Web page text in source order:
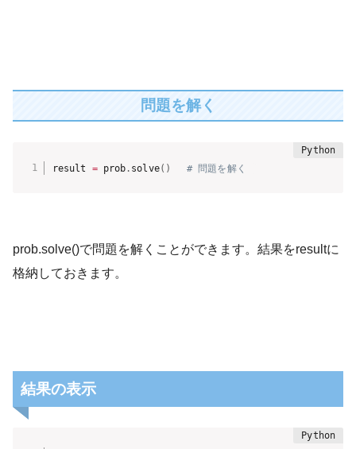
問題を解く
result = prob . solve( ) # 問題を解く
prob.solve()で問題を解くことができます。結果をresultに
格納しておきます。
結果の表示